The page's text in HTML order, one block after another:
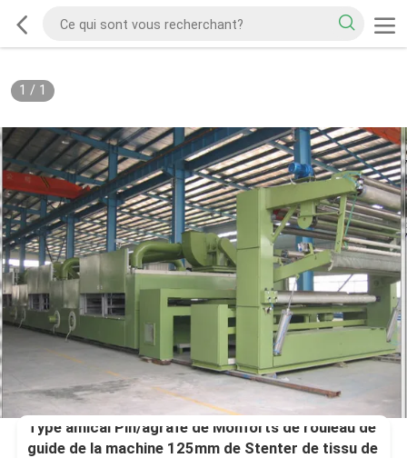
1 / 1
Type amical Pin/agrafe de Monforts de rouleau de
guide de la machine 125mm de Stenter de tissu de